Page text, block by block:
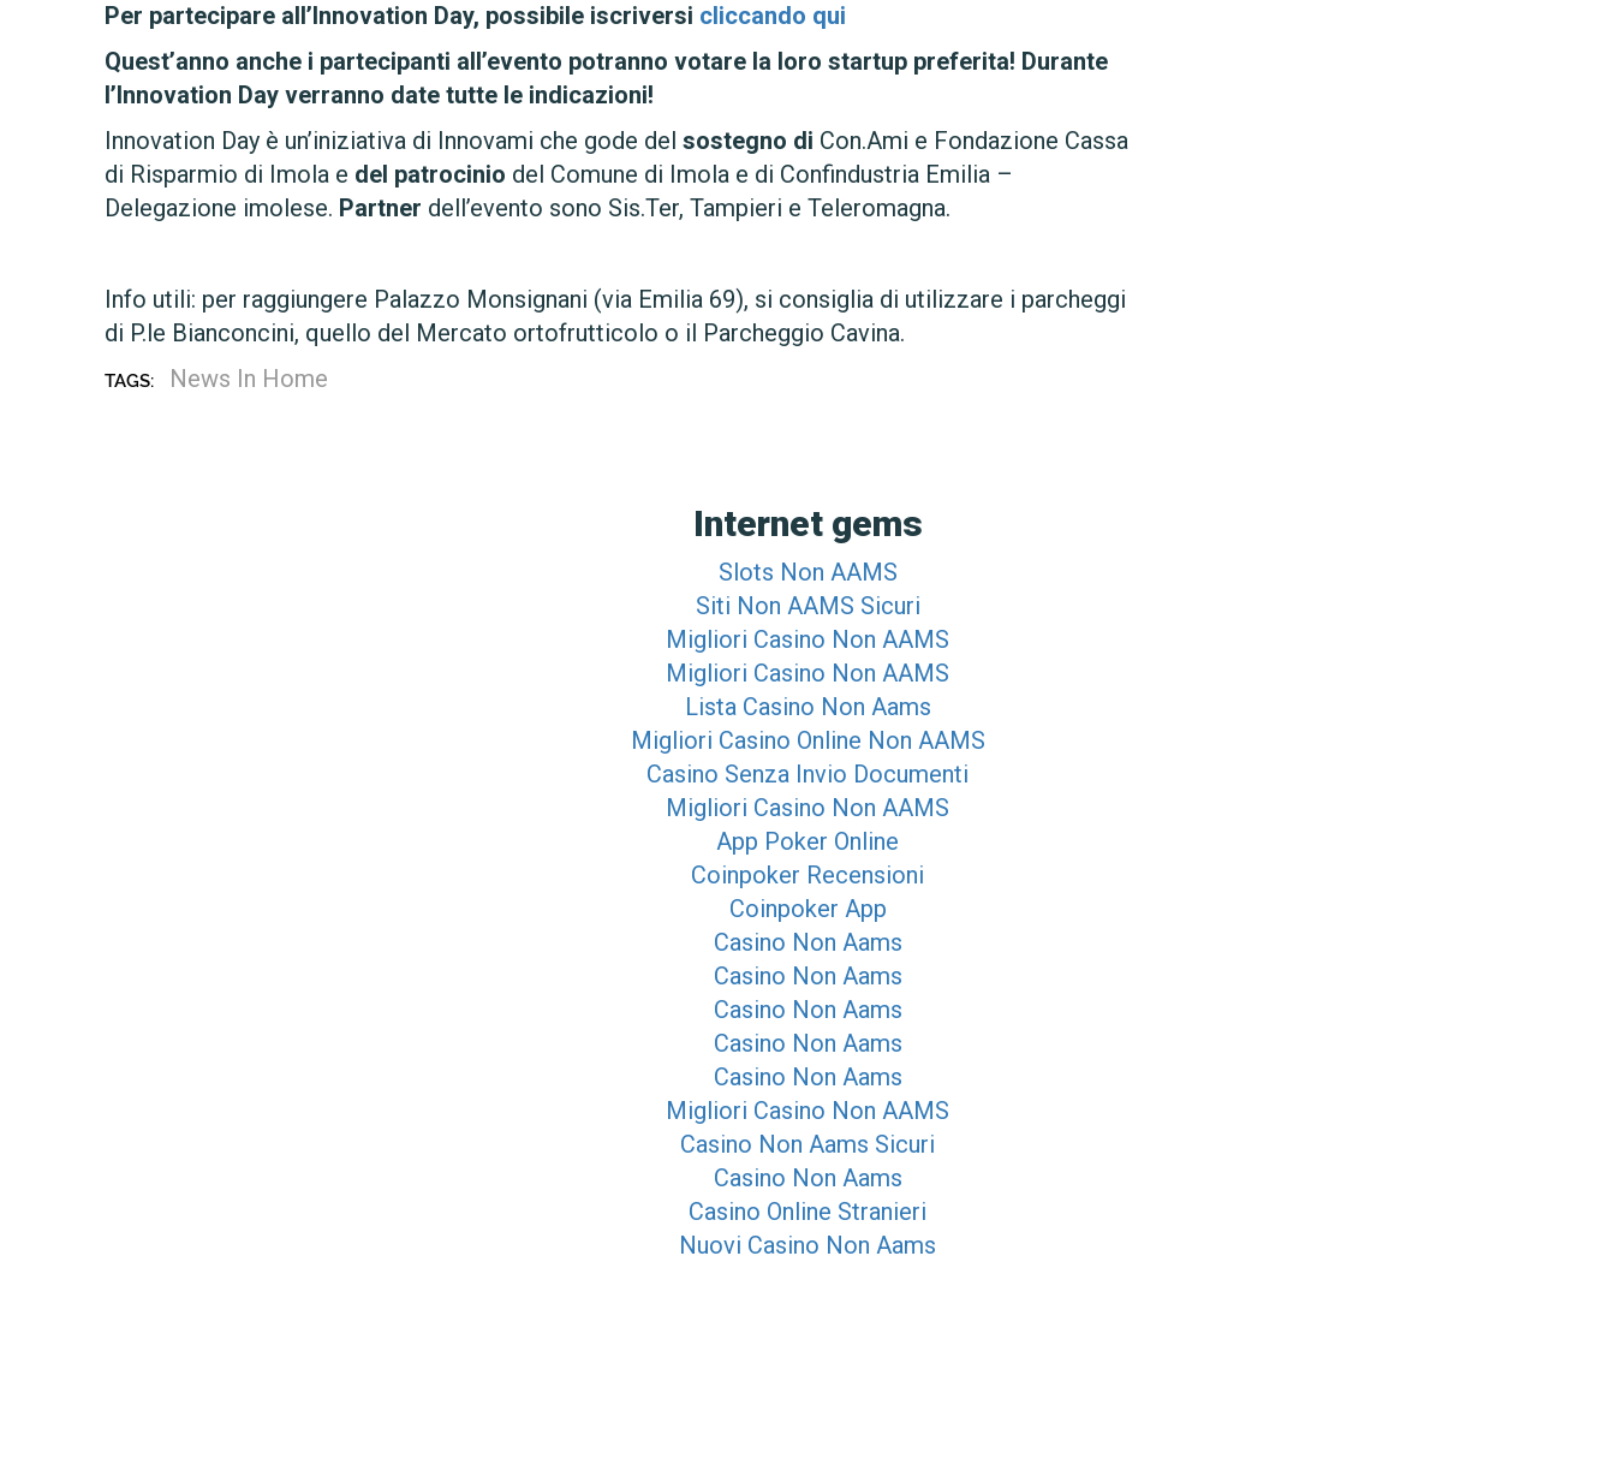
Per partecipare all’Innovation Day, possibile iscriversi cliccando qui
Quest’anno anche i partecipanti all’evento potranno votare la loro startup preferita! Durante
l’Innovation Day verranno date tutte le indicazioni!
Innovation Day è un’iniziativa di Innovami che gode del sostegno di Con.Ami e Fondazione Cassa
di Risparmio di Imola e del patrocinio del Comune di Imola e di Confindustria Emilia –
Delegazione imolese. Partner dell’evento sono Sis.Ter, Tampieri e Teleromagna.
Info utili: per raggiungere Palazzo Monsignani (via Emilia 69), si consiglia di utilizzare i parcheggi
di P.le Bianconcini, quello del Mercato ortofrutticolo o il Parcheggio Cavina.
TAGS: News In Home
Internet gems
Slots Non AAMS
Siti Non AAMS Sicuri
Migliori Casino Non AAMS
Migliori Casino Non AAMS
Lista Casino Non Aams
Migliori Casino Online Non AAMS
Casino Senza Invio Documenti
Migliori Casino Non AAMS
App Poker Online
Coinpoker Recensioni
Coinpoker App
Casino Non Aams
Casino Non Aams
Casino Non Aams
Casino Non Aams
Casino Non Aams
Migliori Casino Non AAMS
Casino Non Aams Sicuri
Casino Non Aams
Casino Online Stranieri
Nuovi Casino Non Aams